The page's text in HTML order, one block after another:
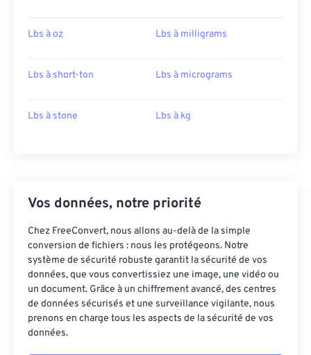
Lbs à oz Lbs à milligrams
Lbs à short-ton Lbs à micrograms
Lbs à stone Lbs à kg
Vos données, notre priorité
Chez FreeConvert, nous allons au-delà de la simple
conversion de fichiers : nous les protégeons. Notre
système de sécurité robuste garantit la sécurité de vos
données, que vous convertissiez une image, une vidéo ou
un document. Grâce à un chiffrement avancé, des centres
de données sécurisés et une surveillance vigilante, nous
prenons en charge tous les aspects de la sécurité de vos
données.